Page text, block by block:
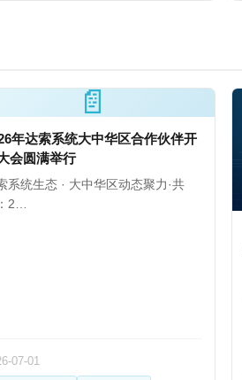
📄
年达索系统大中华区合作伙伴开
会圆满举行
系统生态 · 大中华区动态聚力·共
2…
07-01